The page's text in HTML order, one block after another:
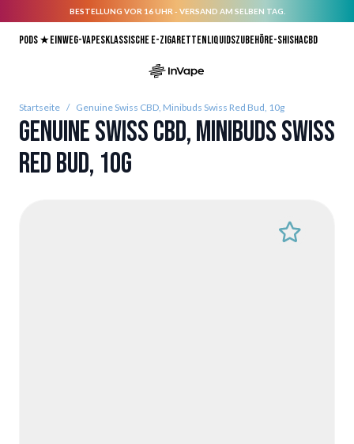
BESTELLUNG VOR 16 UHR - VERSAND AM SELBEN TAG.
Pods ★Einweg-VapesKlassische E-ZigarettenLiquidsZubehörE-ShishaCBD
Startseite / Genuine Swiss CBD, Minibuds Swiss Red Bud, 10g
Genuine Swiss CBD, Minibuds Swiss
Red Bud, 10g